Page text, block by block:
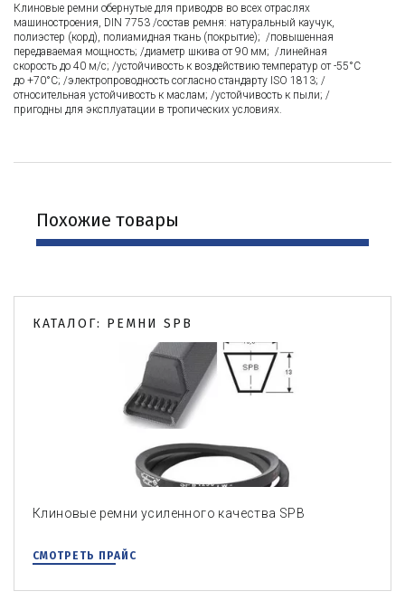
Клиновые ремни обернутые для приводов во всех отраслях
машиностроения, DIN 7753 /состав ремня: натуральный каучук,
полиэстер (корд), полиамидная ткань (покрытие); /повышенная
передаваемая мощность; /диаметр шкива от 90 мм; /линейная
скорость до 40 м/с; /устойчивость к воздействию температур от -55°C
до +70°C; /электропроводность согласно стандарту ISO 1813; /
относительная устойчивость к маслам; /устойчивость к пыли; /
пригодны для эксплуатации в тропических условиях.
Похожие товары
КАТАЛОГ: РЕМНИ SPB
Клиновые ремни усиленного качества SPB
СМОТРЕТЬ ПРАЙС